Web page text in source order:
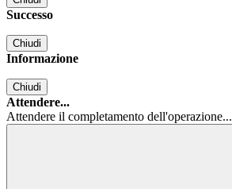
Successo
Chiudi
Informazione
Chiudi
Attendere...
Attendere il completamento dell'operazione...